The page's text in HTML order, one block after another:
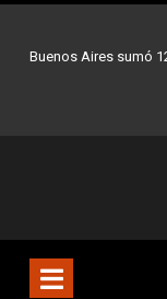
ya son 90 en toda la